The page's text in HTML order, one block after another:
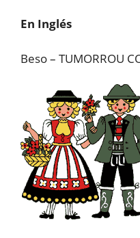
En Inglés
Beso – TUMORROU